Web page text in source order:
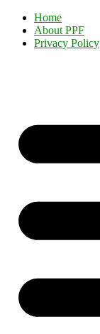
Home
About PPF
Privacy Policy